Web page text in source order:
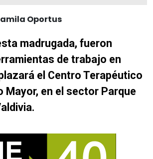
Oportus
madrugada, fueron
de trabajo en
el Centro Terapéutico
Mayor, en el sector Parque